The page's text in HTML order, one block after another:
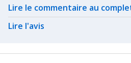
Related actions
Lire le commentaire au
Lire l'avis